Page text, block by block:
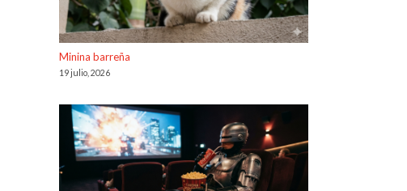
Minina barreña
19 julio, 2026